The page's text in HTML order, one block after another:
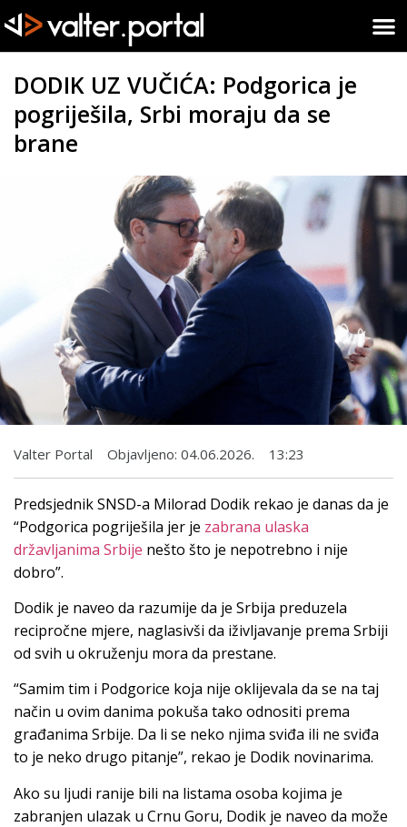
DODIK UZ VUČIĆA: Podgorica je
pogriješila, Srbi moraju da se
brane
Valter Portal Objavljeno: 04.06.2026. 13:23
Predsjednik SNSD-a Milorad Dodik rekao je danas da je
“Podgorica pogriješila jer je zabrana ulaska
državljanima Srbije nešto što je nepotrebno i nije
dobro”.
Dodik je naveo da razumije da je Srbija preduzela
recipročne mjere, naglasivši da iživljavanje prema Srbiji
od svih u okruženju mora da prestane.
“Samim tim i Podgorice koja nije oklijevala da se na taj
način u ovim danima pokuša tako odnositi prema
građanima Srbije. Da li se neko njima sviđa ili ne sviđa
to je neko drugo pitanje”, rekao je Dodik novinarima.
Ako su ljudi ranije bili na listama osoba kojima je
zabranjen ulazak u Crnu Goru, Dodik je naveo da može